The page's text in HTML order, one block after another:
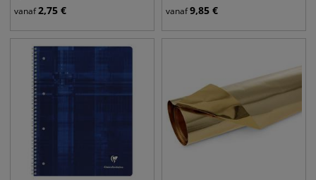
vanaf2,75 € vanaf9,85 €